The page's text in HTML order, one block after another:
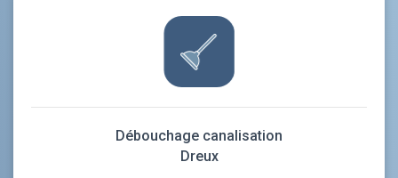
Débouchage canalisation
Dreux